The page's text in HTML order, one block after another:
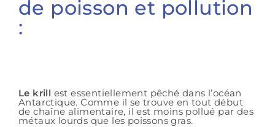
de poisson et pollution
:
Le krill est essentiellement pêché dans l’océan
Antarctique. Comme il se trouve en tout début
de chaîne alimentaire, il est moins pollué par des
métaux lourds que les poissons gras.